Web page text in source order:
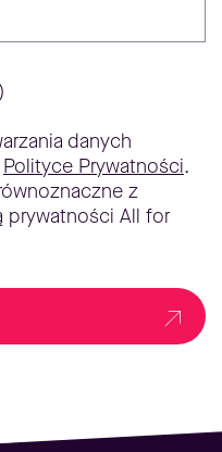
danych
Polityce Prywatności.
z
prywatności All for